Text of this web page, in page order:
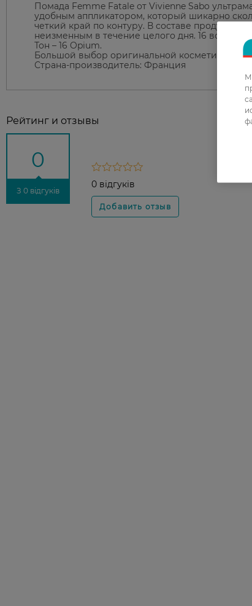
Помада Femme Fatale от Vivienne Sabo
удобным аппликатором, который шикарно
четкий край по контуру. В составе продукта
неизменным в течение целого дня. 16
Тон – 16 Opium.
Большой выбор оригинальной косметики в
Страна-производитель: Франция
Рейтинг и отзывы
0
З 0 відгуків
0 відгуків